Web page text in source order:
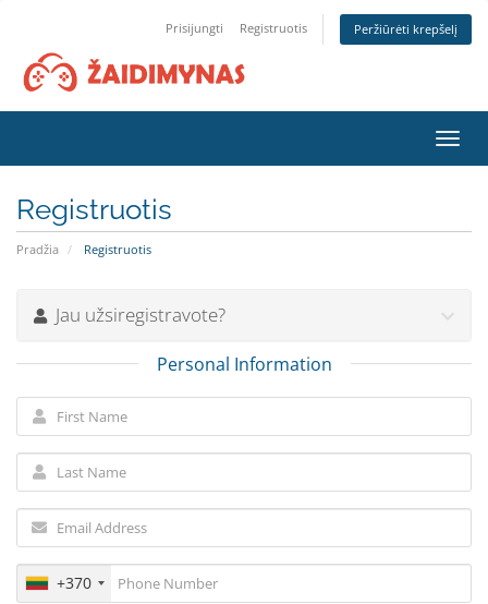
Prisijungti Registruotis Peržiūrėti krepšelį
Registruotis
Pradžia Registruotis
Jau užsiregistravote?
Personal Information
+370